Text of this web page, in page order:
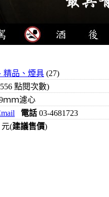
精品、煙具 (27)
點閱次數)
ｍｍ濾心
電話 03-4681723
(建議售價)